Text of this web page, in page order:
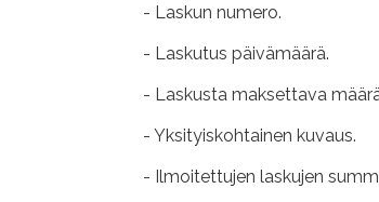
- Laskun numero.
- Laskutus päivämäärä.
- Laskusta maksettava
- Yksityiskohtainen kuvaus.
- Ilmoitettujen laskujen